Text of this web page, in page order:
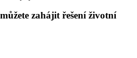
zahájit řešení životní